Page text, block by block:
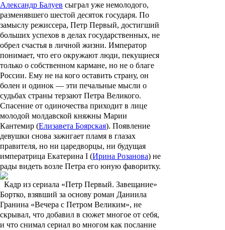
Александр Балуев сыграл уже немолодого,
разменявшего шестой десяток государя. По
замыслу режиссера, Петр Первый, достигший
больших успехов в делах государственных, не
обрел счастья в личной жизни. Император
понимает, что его окружают люди, пекущиеся
только о собственном кармане, но не о благе
России. Ему не на кого оставить страну, он
болен и одинок — эти печальные мысли о
судьбах страны терзают Петра Великого.
Спасение от одиночества приходит в лице
молодой молдавской княжны Марии
Кантемир (Елизавета Боярская). Появление
девушки снова зажигает пламя в глазах
правителя, но ни царедворцы, ни будущая
императрица Екатерина I (Ирина Розанова) не
рады видеть возле Петра его юную фаворитку.
Кадр из сериала «Петр Первый. Завещание»
Бортко, взявший за основу роман Даниила
Гранина «Вечера с Петром Великим», не
скрывал, что добавил в сюжет многое от себя,
и что снимал сериал во многом как послание